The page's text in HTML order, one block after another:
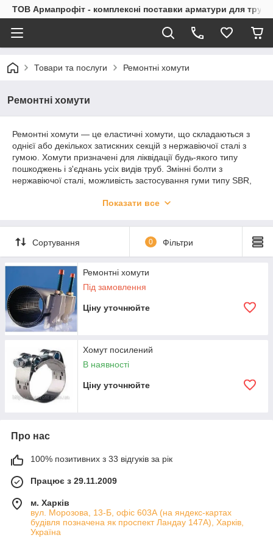
ТОВ Армапрофіт - комплексні поставки арматури для
Товари та послуги Ремонтні хомути
Ремонтні хомути
Ремонтні хомути — це еластичні хомути, що складаються з
однієї або декількох затискних секцій з нержавіючої сталі з
гумою. Хомути призначені для ліквідації будь-якого типу
пошкоджень і з'єднань усіх видів труб. Змінні болти з
нержавіючої сталі, можливість застосування гуми типу SBR,
спеціального устаткування. Для здійснення установки
Показати все
Сортування 0 Фільтри
Ремонтні хомути
Під замовлення
Ціну уточнюйте
Хомут посилений
В наявності
Ціну уточнюйте
Про нас
100% позитивних з 33 відгуків за рік
Працює з 29.11.2009
м. Харків
вул. Морозова, 13-Б, офіс 603А (на яндекс-картах
будівля позначена як проспект Ландау 147А), Харків,
Україна